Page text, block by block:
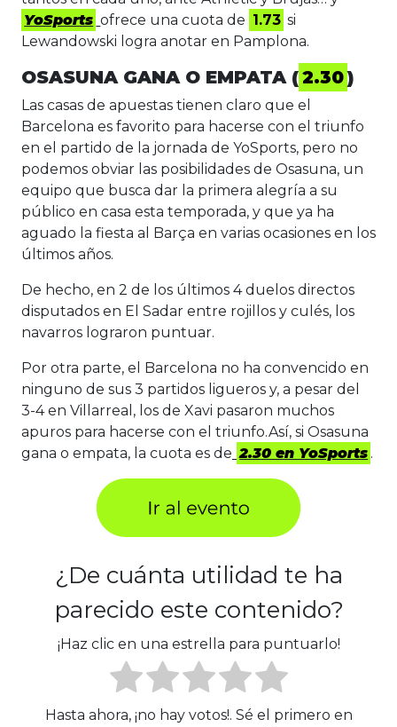
YoSports ofrece una cuota de 1.73 si
Lewandowski logra anotar en Pamplona.
OSASUNA GANA O EMPATA (2.30)
Las casas de apuestas tienen claro que el
Barcelona es favorito para hacerse con el triunfo
en el partido de la jornada de YoSports, pero no
podemos obviar las posibilidades de Osasuna, un
equipo que busca dar la primera alegría a su
público en casa esta temporada, y que ya ha
aguado la fiesta al Barça en varias ocasiones en los
últimos años.
De hecho, en 2 de los últimos 4 duelos directos
disputados en El Sadar entre rojillos y culés, los
navarros lograron puntuar.
Por otra parte, el Barcelona no ha convencido en
ninguno de sus 3 partidos ligueros y, a pesar del
3-4 en Villarreal, los de Xavi pasaron muchos
apuros para hacerse con el triunfo.Así, si Osasuna
gana o empata, la cuota es de 2.30 en YoSports .
¿De cuánta utilidad te ha
parecido este contenido?
¡Haz clic en una estrella para puntuarlo!
Hasta ahora, ¡no hay votos!. Sé el primero en